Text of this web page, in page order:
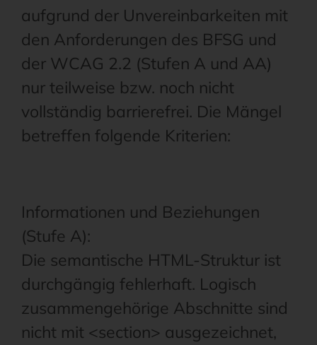
aufgrund der Unvereinbarkeiten mit
den Anforderungen des BFSG und
der WCAG 2.2 (Stufen A und AA)
nur teilweise bzw. noch nicht
vollständig barrierefrei. Die Mängel
betreffen folgende Kriterien:
Informationen und Beziehungen
(Stufe A):
Die semantische HTML-Struktur ist
durchgängig fehlerhaft. Logisch
zusammengehörige Abschnitte sind
nicht mit <section> ausgezeichnet,